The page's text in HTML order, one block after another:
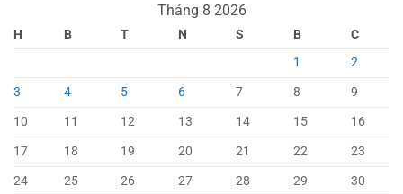
Tháng 8 2026
H B T N S B
C
1
2
3
4 5 6 7 8
9
10
11 12 13 14 15
16
17
18 19 20 21 22
23
24
25 26 27 28 29
30